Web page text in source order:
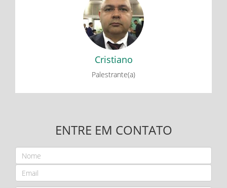
Cristiano
Palestrante(a)
Minicurso: Introdução à cerveja artesanal
ENTRE EM CONTATO